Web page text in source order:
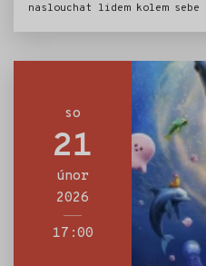
naslouchat lidem kolem
kteří chtějí ukrást světu
vyhrát tento napínavý závod s
so
21
únor
2026
17:00